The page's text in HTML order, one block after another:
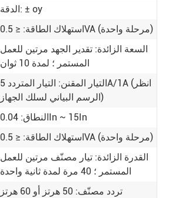
الدقة: ± oy
استهلاك الطاقة: ≤ 0.5VA (مرحلة واحدة)
السعة الزائدة: تقدير الجهد مرتين للعمل
المستمر ؛ لمدة 10 ثوان
التيار المقنن: التيار المتردد 5A/1A (انظر
الرسم البياني لسلك الجهاز)
النطاق: 0.04In ~ 15In
استهلاك الطاقة: ≤ 0.5VA (مرحلة واحدة)
القدرة الزائدة: تيار مصنّف مرتين للعمل
المستمر ؛ 40 مرة لمدة ثانية واحدة
تردد مصنّف: 50 هرتز أو 60 هرتز